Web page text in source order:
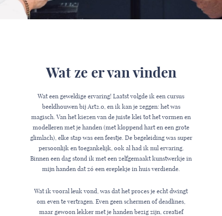
Wat ze er van vinden
Wat een geweldige ervaring! Laatst volgde ik een cursus
beeldhouwen bij Art2.0, en ik kan je zeggen: het was
magisch. Van het kiezen van de juiste klei tot het vormen en
modelleren met je handen (met kloppend hart en een grote
glimlach), elke stap was een feestje. De begeleiding was super
persoonlijk en toegankelijk, ook al had ik nul ervaring.
Binnen een dag stond ik met een zelfgemaakt kunstwerkje in
mijn handen dat zó een ereplekje in huis verdiende.
Wat ik vooral leuk vond, was dat het proces je echt dwingt
om even te vertragen. Even geen schermen of deadlines,
maar gewoon lekker met je handen bezig zijn, creatief